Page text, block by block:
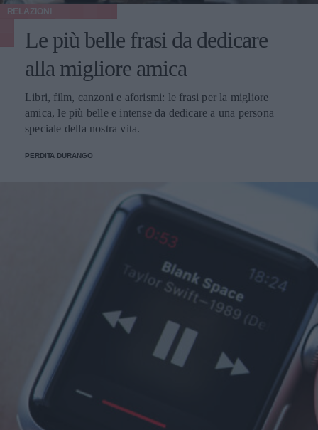
RELAZIONI
Le più belle frasi da dedicare
alla migliore amica
Libri, film, canzoni e aforismi: le frasi per la migliore
amica, le più belle e intense da dedicare a una persona
speciale della nostra vita.
PERDITA DURANGO